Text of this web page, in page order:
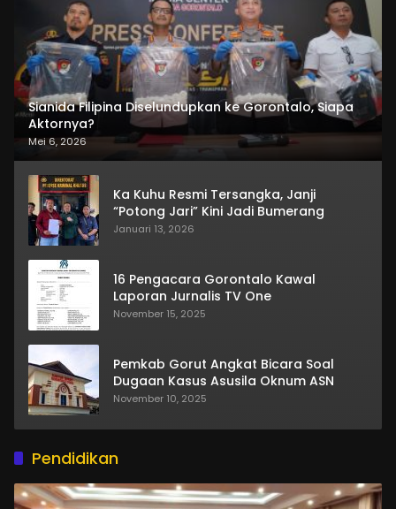
Sianida Filipina Diselundupkan ke Gorontalo, Siapa
Aktornya?
Mei 6, 2026
Ka Kuhu Resmi Tersangka, Janji
“Potong Jari” Kini Jadi Bumerang
Januari 13, 2026
16 Pengacara Gorontalo Kawal
Laporan Jurnalis TV One
November 15, 2025
Pemkab Gorut Angkat Bicara Soal
Dugaan Kasus Asusila Oknum ASN
November 10, 2025
Pendidikan